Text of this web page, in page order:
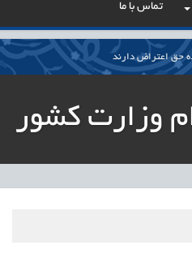
تماس با ما
حق اعتراض دارند
وزارت کشور